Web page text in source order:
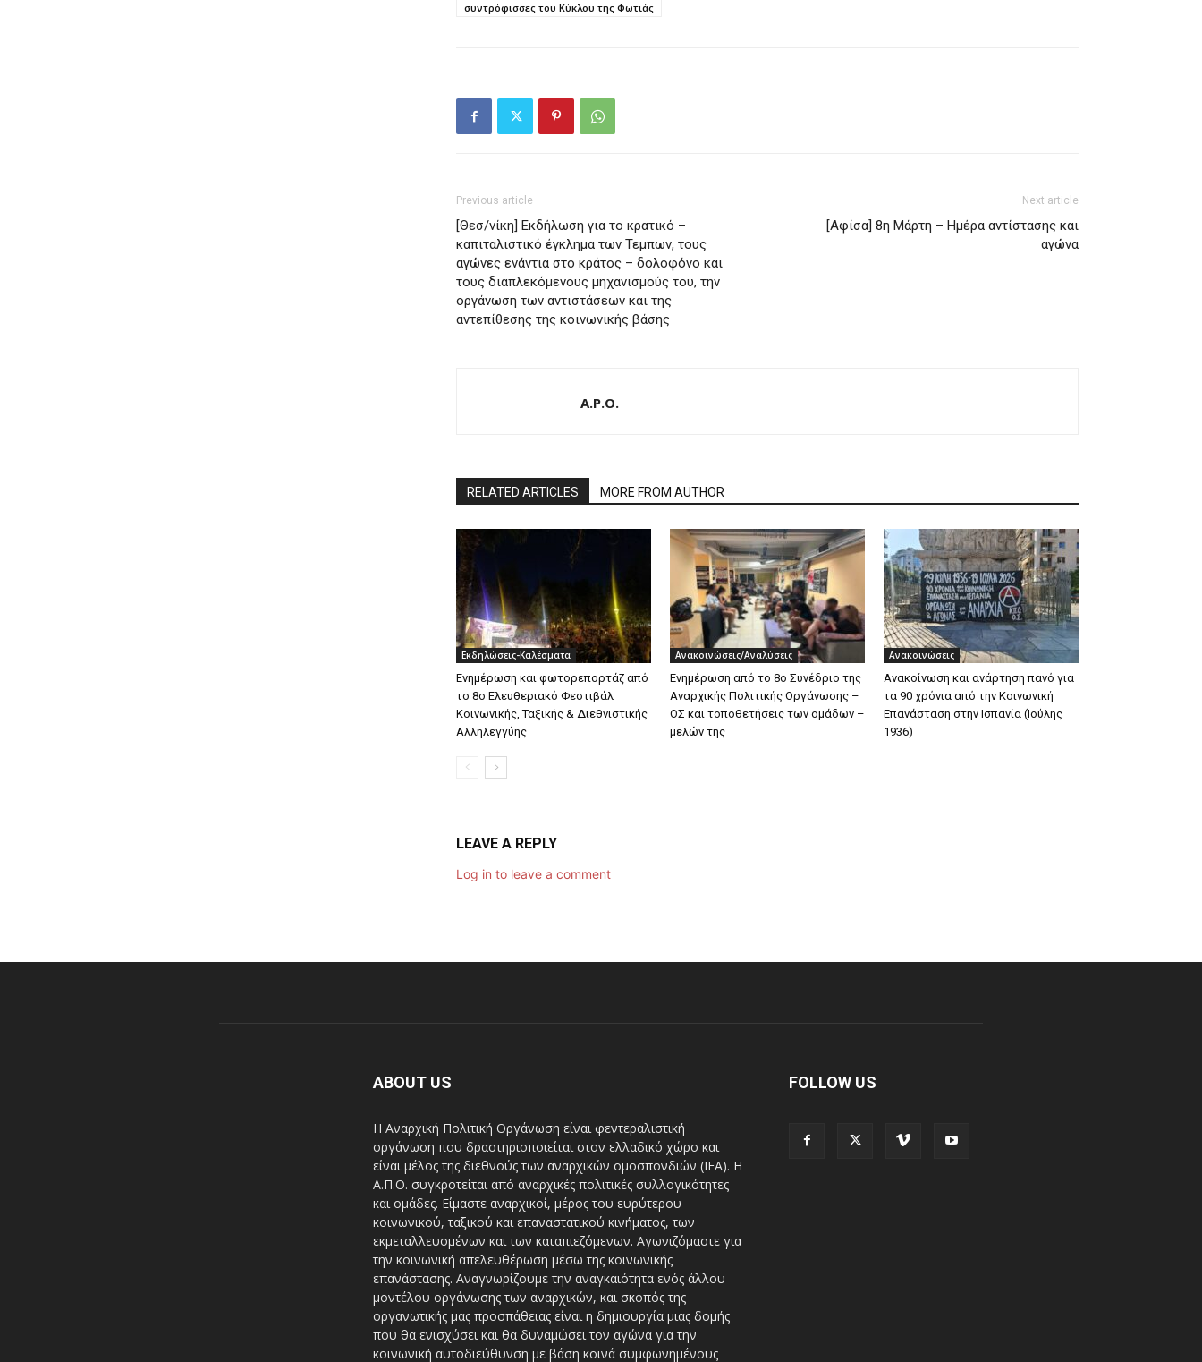
συντρόφισσες του Κύκλου της Φωτιάς
Previous article
[Θεσ/νίκη] Εκδήλωση για το κρατικό –
καπιταλιστικό έγκλημα των Τεμπων, τους
αγώνες ενάντια στο κράτος – δολοφόνο και
τους διαπλεκόμενους μηχανισμούς του, την
οργάνωση των αντιστάσεων και της
αντεπίθεσης της κοινωνικής βάσης
Next article
[Αφίσα] 8η Μάρτη – Ημέρα αντίστασης και
αγώνα
A.P.O.
RELATED ARTICLES MORE FROM AUTHOR
Εκδηλώσεις-Καλέσματα
Ενημέρωση και φωτορεπορτάζ από
το 8ο Ελευθεριακό Φεστιβάλ
Κοινωνικής, Ταξικής & Διεθνιστικής
Αλληλεγγύης
Ανακοινώσεις/Αναλύσεις
Ενημέρωση από το 8ο Συνέδριο της
Αναρχικής Πολιτικής Οργάνωσης –
ΟΣ και τοποθετήσεις των ομάδων –
μελών της
Ανακοινώσεις
Ανακοίνωση και ανάρτηση πανό για
τα 90 χρόνια από την Κοινωνική
Επανάσταση στην Ισπανία (Ιούλης
1936)
LEAVE A REPLY
Log in to leave a comment
ABOUT US
Η Αναρχική Πολιτική Οργάνωση είναι φεντεραλιστική
οργάνωση που δραστηριοποιείται στον ελλαδικό χώρο και
είναι μέλος της διεθνούς των αναρχικών ομοσπονδιών (IFA). H
A.Π.Ο. συγκροτείται από αναρχικές πολιτικές συλλογικότητες
και ομάδες. Είμαστε αναρχικοί, μέρος του ευρύτερου
κοινωνικού, ταξικού και επαναστατικού κινήματος, των
εκμεταλλευομένων και των καταπιεζόμενων. Αγωνιζόμαστε για
την κοινωνική απελευθέρωση μέσω της κοινωνικής
επανάστασης. Αναγνωρίζουμε την αναγκαιότητα ενός άλλου
μοντέλου οργάνωσης των αναρχικών, και σκοπός της
οργανωτικής μας προσπάθειας είναι η δημιουργία μιας δομής
που θα ενισχύσει και θα δυναμώσει τον αγώνα για την
κοινωνική αυτοδιεύθυνση με βάση κοινά συμφωνημένους
FOLLOW US